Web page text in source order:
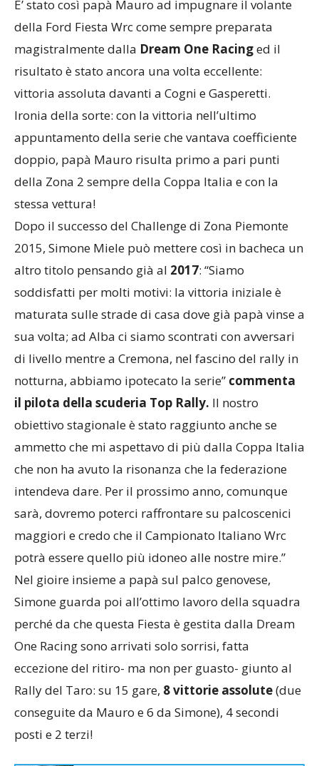
E’ stato così papà Mauro ad impugnare il volante
della Ford Fiesta Wrc come sempre preparata
magistralmente dalla Dream One Racinged il
risultato è stato ancora una volta eccellente:
vittoria assoluta davanti a Cogni e Gasperetti.
Ironia della sorte: con la vittoria nell’ultimo
appuntamento della serie che vantava coefficiente
doppio, papà Mauro risulta primo a pari punti
della Zona 2 sempre della Coppa Italia e con la
stessa vettura!
Dopo il successo del Challenge di Zona Piemonte
2015, Simone Miele può mettere così in bacheca un
altro titolo pensando già al 2017: “Siamo
soddisfatti per molti motivi: la vittoria iniziale è
maturata sulle strade di casa dove già papà vinse a
sua volta; ad Alba ci siamo scontrati con avversari
di livello mentre a Cremona, nel fascino del rally in
notturna, abbiamo ipotecato la serie” commenta
il pilota della scuderia Top Rally. Il nostro
obiettivo stagionale è stato raggiunto anche se
ammetto che mi aspettavo di più dalla Coppa Italia
che non ha avuto la risonanza che la federazione
intendeva dare. Per il prossimo anno, comunque
sarà, dovremo poterci raffrontare su palcoscenici
maggiori e credo che il Campionato Italiano Wrc
potrà essere quello più idoneo alle nostre mire.”
Nel gioire insieme a papà sul palco genovese,
Simone guarda poi all’ottimo lavoro della squadra
perché da che questa Fiesta è gestita dalla Dream
One Racing sono arrivati solo sorrisi, fatta
eccezione del ritiro- ma non per guasto- giunto al
Rally del Taro: su 15 gare, 8 vittorie assolute(due
conseguite da Mauro e 6 da Simone), 4 secondi
posti e 2 terzi!